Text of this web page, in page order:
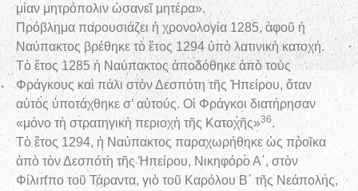
μίαν μητρόπολιν ὠσανεῖ μητέρα».
Πρόβλημα παρουσιάζει ἡ χρονολογία 1285, ἀφοῦ ἡ
Ναύπακτος βρέθηκε τὸ ἔτος 1294 ὑπὸ λατινικὴ κατοχή.
Τὸ ἔτος 1285 ἡ Ναύπακτος ἀποδόθηκε ἀπὸ τοὺς
Φράγκους καὶ πάλι στὸν Δεσπότη τῆς Ἠπείρου, ὅταν
αὐτὸς ὑποτάχθηκε σ’ αὐτούς. Οἱ Φράγκοι διατήρησαν
«μόνο τὴ στρατηγικὴ περιοχὴ τῆς Κατοχῆς»36.
Τὸ ἔτος 1294, ἡ Ναύπακτος παραχωρήθηκε ὡς προῖκα
ἀπὸ τὸν Δεσπότη τῆς Ἠπείρου, Νικηφόρο Α΄, στὸν
Φίλιππο τοῦ Τάραντα, γιὸ τοῦ Καρόλου Β΄ τῆς Νεάπολης,